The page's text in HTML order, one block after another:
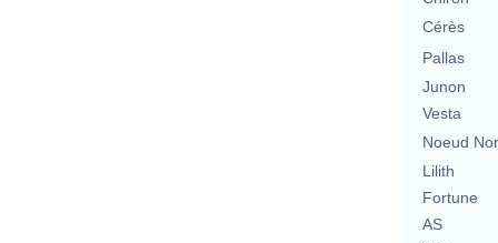
Cérès
Pallas
Junon
Vesta
Noeud
Lilith
Fortune
AS